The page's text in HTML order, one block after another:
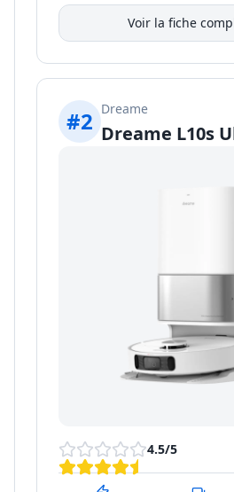
Voir la fiche
#2 Dreame
Dreame L10s
4.5/5